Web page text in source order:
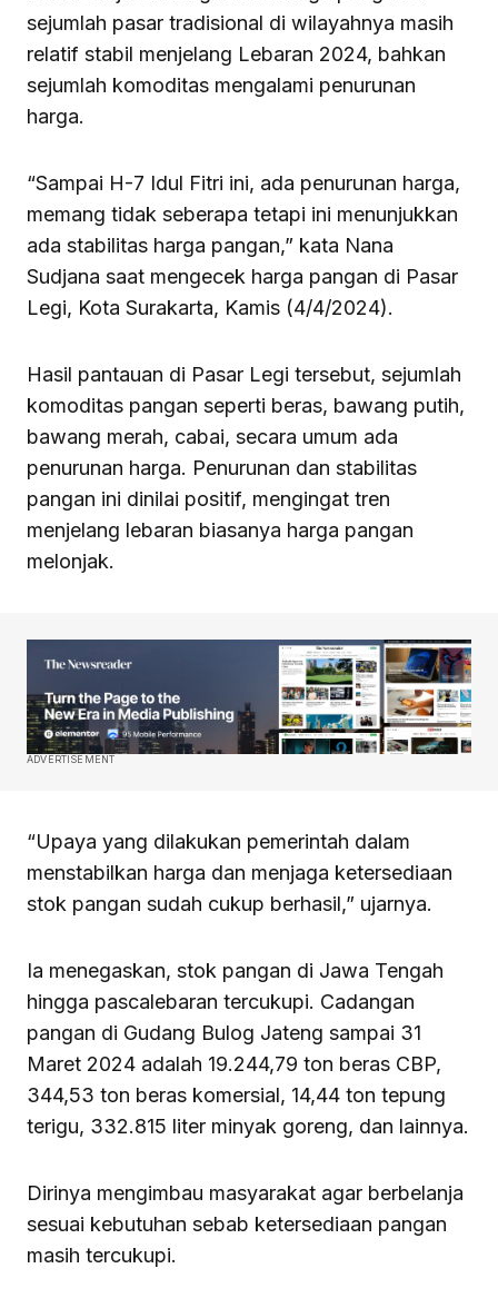
sejumlah pasar tradisional di wilayahnya masih
relatif stabil menjelang Lebaran 2024, bahkan
sejumlah komoditas mengalami penurunan
harga.
“Sampai H-7 Idul Fitri ini, ada penurunan harga,
memang tidak seberapa tetapi ini menunjukkan
ada stabilitas harga pangan,” kata Nana
Sudjana saat mengecek harga pangan di Pasar
Legi, Kota Surakarta, Kamis (4/4/2024).
Hasil pantauan di Pasar Legi tersebut, sejumlah
komoditas pangan seperti beras, bawang putih,
bawang merah, cabai, secara umum ada
penurunan harga. Penurunan dan stabilitas
pangan ini dinilai positif, mengingat tren
menjelang lebaran biasanya harga pangan
melonjak.
ADVERTISEMENT
“Upaya yang dilakukan pemerintah dalam
menstabilkan harga dan menjaga ketersediaan
stok pangan sudah cukup berhasil,” ujarnya.
Ia menegaskan, stok pangan di Jawa Tengah
hingga pascalebaran tercukupi. Cadangan
pangan di Gudang Bulog Jateng sampai 31
Maret 2024 adalah 19.244,79 ton beras CBP,
344,53 ton beras komersial, 14,44 ton tepung
terigu, 332.815 liter minyak goreng, dan lainnya.
Dirinya mengimbau masyarakat agar berbelanja
sesuai kebutuhan sebab ketersediaan pangan
masih tercukupi.